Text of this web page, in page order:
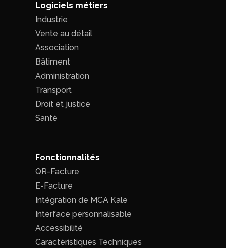
Logiciels métiers
Industrie
Vente au détail
Association
Bâtiment
Administration
Transport
Droit et justice
Santé
Fonctionnalités
QR-Facture
E-Facture
Intégration de MCA Kale
Interface personnalisable
Accessibilité
Caractéristiques Techniques